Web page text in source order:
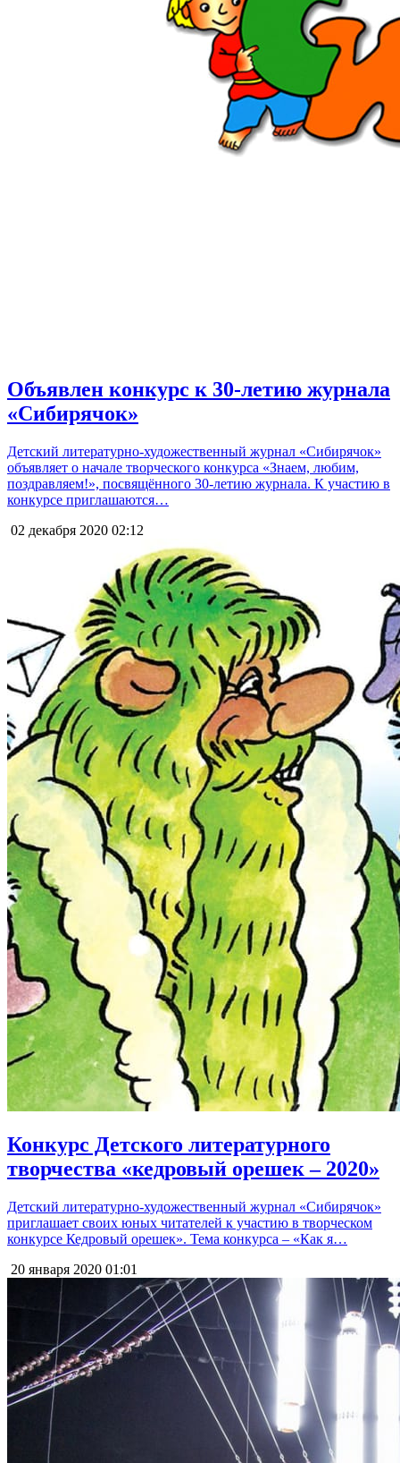
Объявлен конкурс к 30-летию журнала
«Сибирячок»
Детский литературно-художественный журнал «Сибирячок»
объявляет о начале творческого конкурса «Знаем, любим,
поздравляем!», посвящённого 30-летию журнала. К участию в
конкурсе приглашаются…
02 декабря 2020 02:12
Конкурс Детского литературного
творчества «кедровый орешек – 2020»
Детский литературно-художественный журнал «Сибирячок»
приглашает своих юных читателей к участию в творческом
конкурсе Кедровый орешек». Тема конкурса – «Как я…
20 января 2020 01:01